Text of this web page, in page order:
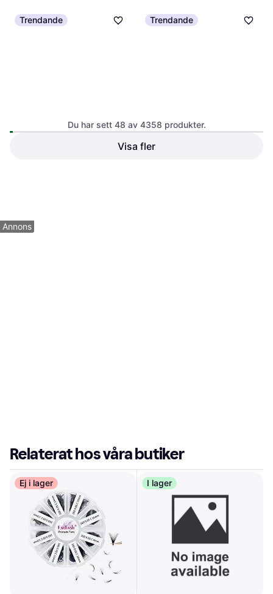
Trendande Trendande
Du har sett 48 av 4358 produkter.
Visa fler
Annons
Relaterat hos våra butiker
Ej i lager I lager